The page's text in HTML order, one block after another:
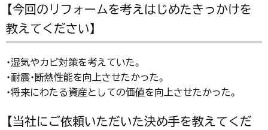
【今回のリフォームを考えはじめたきっかけを
教えてください】
・湿気やカビ対策を考えていた。
・耐震・断熱性能を向上させたかった。
・将来にわたる資産としての価値を向上させたかった。
【当社にご依頼いただいた決め手を教えてくだ